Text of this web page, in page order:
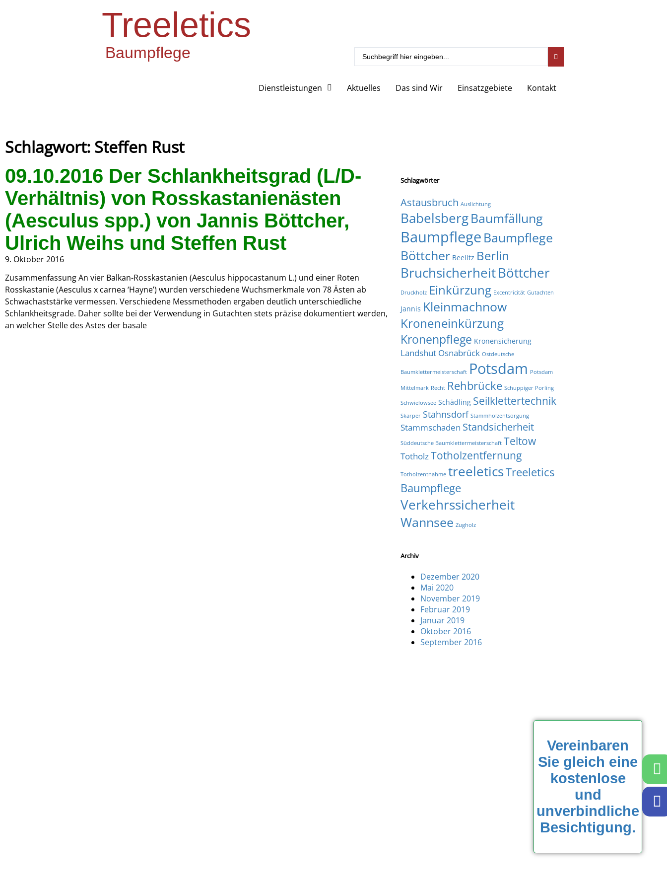
Treeletics
Baumpflege
Dienstleistungen Aktuelles Das sind Wir Einsatzgebiete Kontakt
Schlagwort: Steffen Rust
09.10.2016 Der Schlankheitsgrad (L/D-
Verhältnis) von Rosskastanienästen
(Aesculus spp.) von Jannis Böttcher,
Ulrich Weihs und Steffen Rust
9. Oktober 2016
Zusammenfassung An vier Balkan-Rosskastanien (Aesculus hippocastanum L.) und einer Roten
Rosskastanie (Aesculus x carnea ‘Hayne’) wurden verschiedene Wuchsmerkmale von 78 Ästen ab
Schwachaststärke vermessen. Verschiedene Messmethoden ergaben deutlich unterschiedliche
Schlankheitsgrade. Daher sollte bei der Verwendung in Gutachten stets präzise dokumentiert werden,
an welcher Stelle des Astes der basale
Schlagwörter
Astausbruch Auslichtung
BabelsbergBaumfällung
Baumpflege Baumpflege
Böttcher Beelitz Berlin
BruchsicherheitBöttcher
Druckholz Einkürzung Excentricität Gutachten
Jannis Kleinmachnow
Kroneneinkürzung
Kronenpflege Kronensicherung
Landshut Osnabrück Ostdeutsche
Baumklettermeisterschaft Potsdam Potsdam
Mittelmark Recht Rehbrücke Schuppiger Porling
Schwielowsee Schädling Seilklettertechnik
Skarper Stahnsdorf Stammholzentsorgung
Stammschaden Standsicherheit
Süddeutsche Baumklettermeisterschaft Teltow
TotholzTotholzentfernung
Totholzentnahme treeleticsTreeletics
Baumpflege
Verkehrssicherheit
Wannsee Zugholz
Archiv
Dezember 2020
Mai 2020
November 2019
Februar 2019
Januar 2019
Oktober 2016
September 2016
Vereinbaren
Sie gleich eine
kostenlose
und
unverbindliche
Besichtigung.